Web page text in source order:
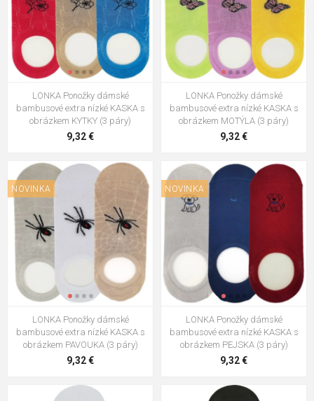
LONKA Ponožky dámské
bambusové extra nízké KASKA s
obrázkem KYTKY (3 páry)
9,32 €
LONKA Ponožky dámské
bambusové extra nízké KASKA s
obrázkem MOTÝLA (3 páry)
9,32 €
NOVINKA
LONKA Ponožky dámské
bambusové extra nízké KASKA s
obrázkem PAVOUKA (3 páry)
9,32 €
NOVINKA
LONKA Ponožky dámské
bambusové extra nízké KASKA s
obrázkem PEJSKA (3 páry)
9,32 €